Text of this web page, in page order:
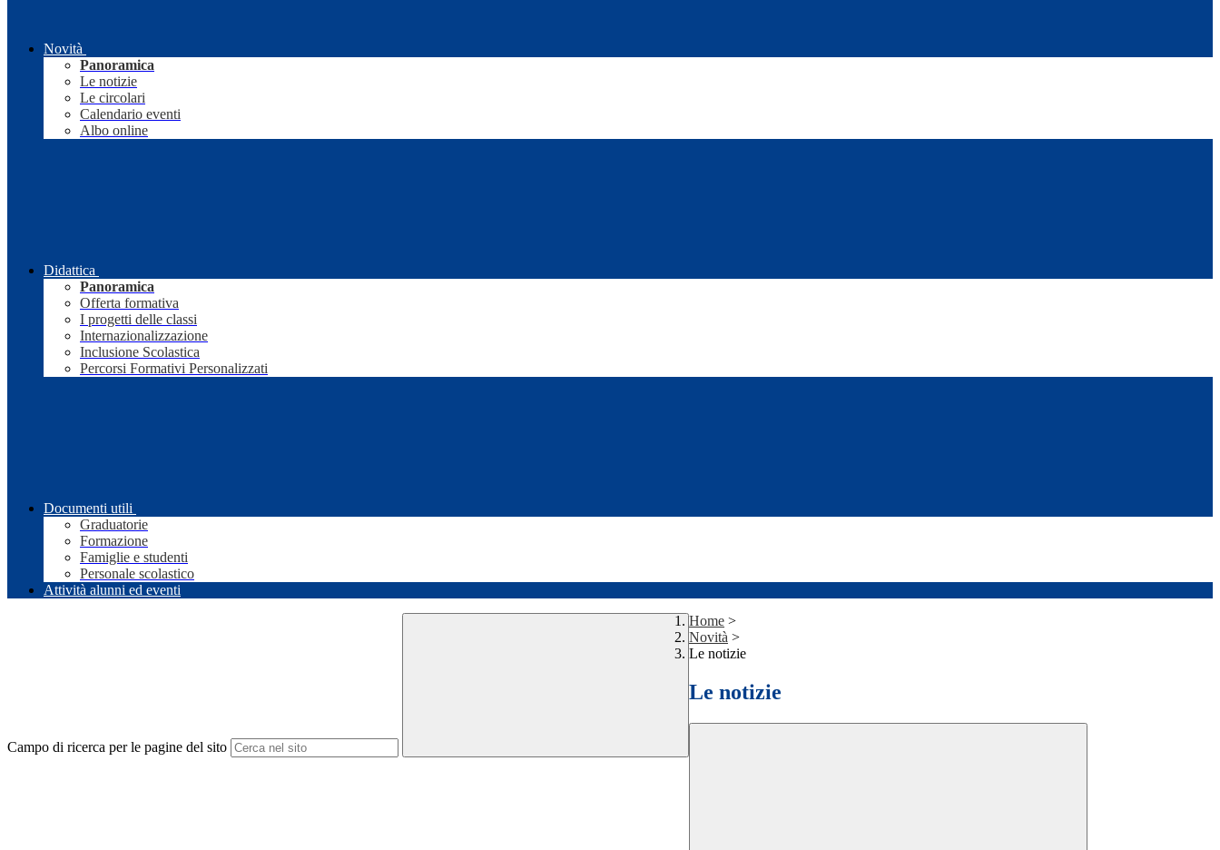
Novità
Panoramica
Le notizie
Le circolari
Calendario eventi
Albo online
Didattica
Panoramica
Offerta formativa
I progetti delle classi
Internazionalizzazione
Inclusione Scolastica
Percorsi Formativi Personalizzati
Documenti utili
Graduatorie
Formazione
Famiglie e studenti
Personale scolastico
Attività alunni ed eventi
Campo di ricerca per le pagine del sito
Home >
Novità >
Le notizie
Le notizie